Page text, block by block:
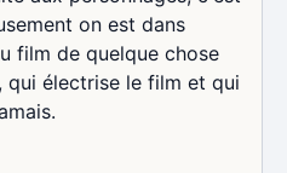
on est dans
film de quelque chose
électrise le film et qui